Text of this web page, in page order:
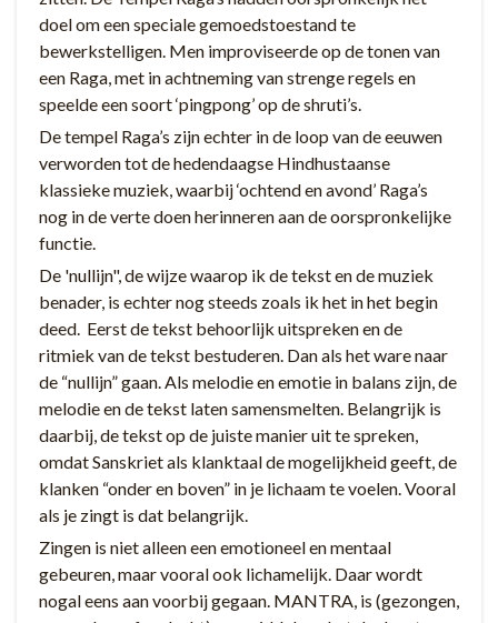
doel om een speciale gemoedstoestand te
bewerkstelligen. Men improviseerde op de tonen van
een Raga, met in achtneming van strenge regels en
speelde een soort ‘pingpong’ op de shruti’s.
De tempel Raga’s zijn echter in de loop van de eeuwen
verworden tot de hedendaagse Hindhustaanse
klassieke muziek, waarbij ‘ochtend en avond’ Raga’s
nog in de verte doen herinneren aan de oorspronkelijke
functie.
De 'nullijn", de wijze waarop ik de tekst en de muziek
benader, is echter nog steeds zoals ik het in het begin
deed. Eerst de tekst behoorlijk uitspreken en de
ritmiek van de tekst bestuderen. Dan als het ware naar
de “nullijn” gaan. Als melodie en emotie in balans zijn, de
melodie en de tekst laten samensmelten. Belangrijk is
daarbij, de tekst op de juiste manier uit te spreken,
omdat Sanskriet als klanktaal de mogelijkheid geeft, de
klanken “onder en boven” in je lichaam te voelen. Vooral
als je zingt is dat belangrijk.
Zingen is niet alleen een emotioneel en mentaal
gebeuren, maar vooral ook lichamelijk. Daar wordt
nogal eens aan voorbij gegaan. MANTRA, is (gezongen,